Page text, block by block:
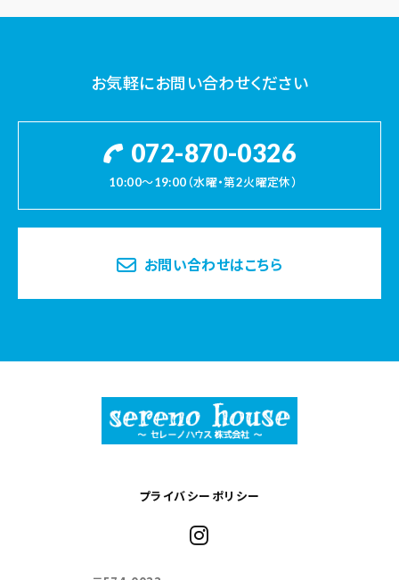
お気軽にお問い合わせください
072-870-0326
10:00～19:00（水曜・第2火曜定休）
お問い合わせはこちら
プライバシーポリシー